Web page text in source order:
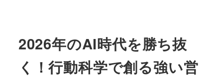
2026年のAI時代を勝ち抜
く！行動科学で創る強い営